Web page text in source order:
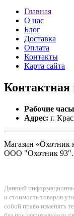
Главная
О нас
Блог
Доставка
Оплата
Контакты
Карта сайта
Контактная
Рабочие
Адрес: г.
Магазин «Охотник
ООО "Охотник 93".
Данный
и стоимость товаров
собой право изменять